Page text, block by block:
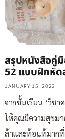
สรุปหนังสือคู่มื
52 แบบฝึกหัด
JANUARY 15, 2023
จากชั้นเรียน ‘วิชา
ให้คุณมีความสุขม
ล้าและท้อแท้มาก